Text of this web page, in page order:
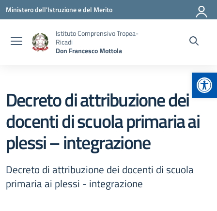
Vai ai contenuti
Vai al menu di navigazione
Vai al footer
Ministero dell'Istruzione e del Merito
Istituto Comprensivo Tropea-
Ricadi
Don Francesco Mottola
Decreto di attribuzione dei
docenti di scuola primaria ai
plessi – integrazione
Decreto di attribuzione dei docenti di scuola
primaria ai plessi - integrazione